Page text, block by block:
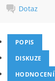
Dotaz
POPIS
DISKUZE
HODNOCENÍ